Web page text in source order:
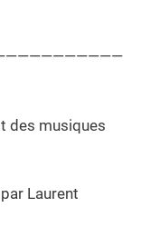
des musiques
Laurent